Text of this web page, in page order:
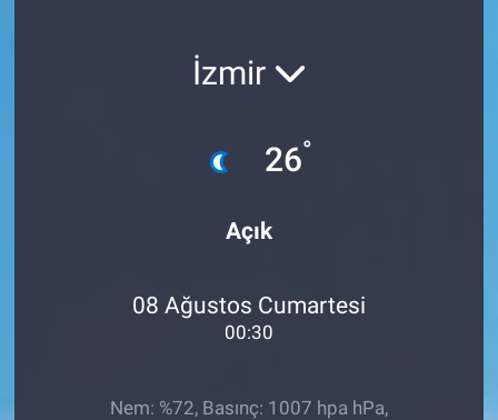
İzmir
26°
Açık
08 Ağustos Cumartesi
00:30
Nem: %72, Basınç: 1007 hpa hPa,